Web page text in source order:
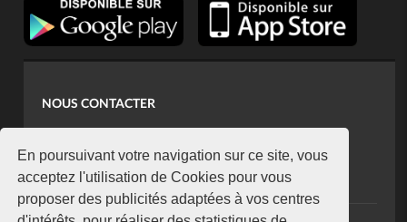
En poursuivant votre navigation sur ce site, vous
acceptez l'utilisation de Cookies pour vous
proposer des publicités adaptées à vos centres
NOUS CONTACTER
koaci@yahoo.fr
+225 07 08 85 52 93